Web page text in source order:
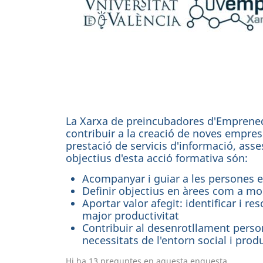
La Xarxa de preincubadores
contribuir a la creació de noves
prestació de servicis d'informació,
objectius d'esta acció formativa són:
Acompanyar i guiar a les persones
Definir objectius en àrees com a
Aportar valor afegit: identificar i
major productivitat
Contribuir al desenrotllament
necessitats de l'entorn social i
Hi ha 13 preguntes en aquesta enquesta.